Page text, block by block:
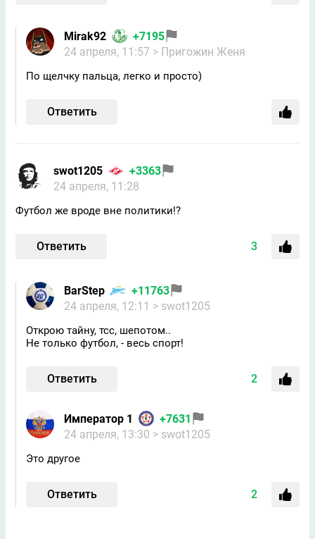
Mirak92
+7195
24 апреля, 11:57 > Пригожин Женя
По щелчку пальца, легко и просто)
Ответить
swot1205
+3363
24 апреля, 11:28
Футбол же вроде вне политики!?
Ответить 3
BarStep
+11763
24 апреля, 12:11 > swot1205
Открою тайну, тсс, шепотом..
Не только футбол, - весь спорт!
Ответить 2
Император 1
+7631
24 апреля, 13:30 > swot1205
Это другое
Ответить 2